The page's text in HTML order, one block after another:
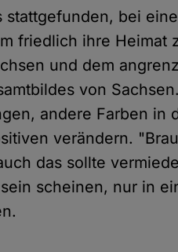
stattgefunden, bei
friedlich ihre Heimat
und dem
von
andere Farben in
verändern.
das sollte
scheinen, nur in